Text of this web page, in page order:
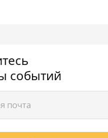
событий